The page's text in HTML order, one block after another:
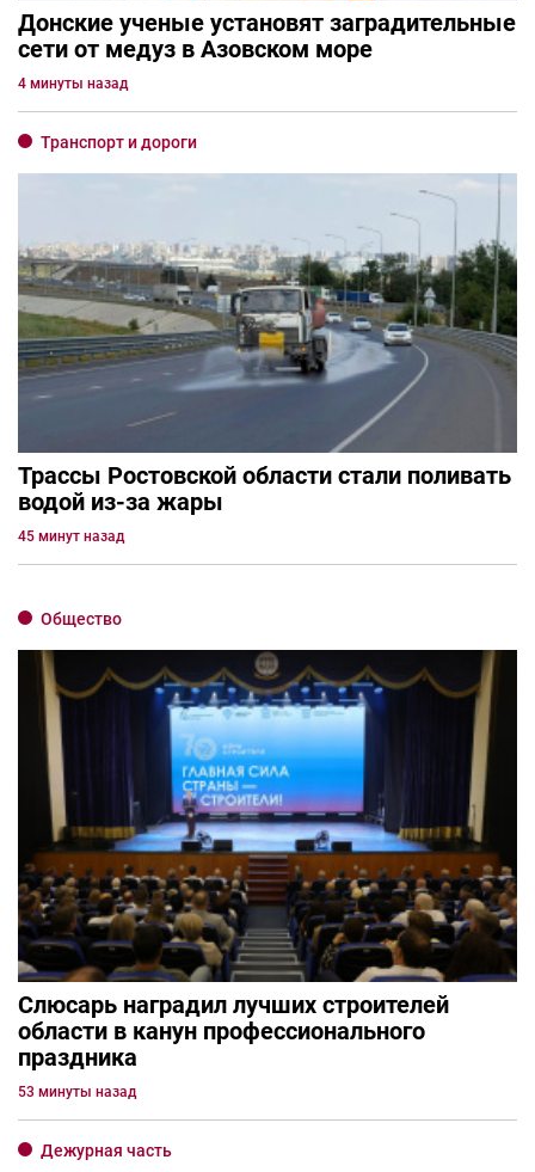
Донские ученые установят заградительные
сети от медуз в Азовском море
4 минуты назад
Транспорт и дороги
Трассы Ростовской области стали поливать
водой из-за жары
45 минут назад
Общество
Слюсарь наградил лучших строителей
области в канун профессионального
праздника
53 минуты назад
Дежурная часть